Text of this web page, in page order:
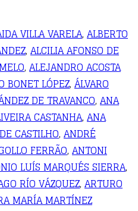
VILLA VARELA, ALBERTO
, ALCILIA AFONSO DE
, ALEJANDRO ACOSTA
BONET LÓPEZ, ÁLVARO
DE TRAVANCO, ANA
CASTANHA, ANA
CASTILHO, ANDRÉ
FERRÃO, ANTONI
LUÍS MARQUÉS SIERRA,
RÍO VÁZQUEZ, ARTURO
MARÍA MARTÍNEZ